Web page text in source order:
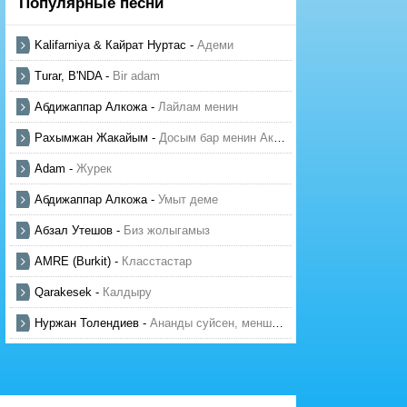
Kalifarniya & Кайрат Нуртас - Адеми
Turar, B'NDA- Bir adam
Абдижаппар Алкожа- Лайлам менин
Рахымжан Жакайым - Досым бар менин Актауда
Adam - Журек
Абдижаппар Алкожа- Умыт деме
Абзал Утешов - Биз жолыгамыз
AMRE (Burkit) - Класстастар
Qarakesek - Калдыру
Нуржан Толендиев - Ананды суйсен, менше суй